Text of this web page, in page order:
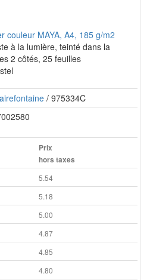
couleur MAYA, A4, 185 g/m2
à la lumière, teinté dans la
2 côtés, 25 feuilles
/ 975334C
Prix
hors taxes
5.54
5.18
5.00
4.87
4.85
4.80